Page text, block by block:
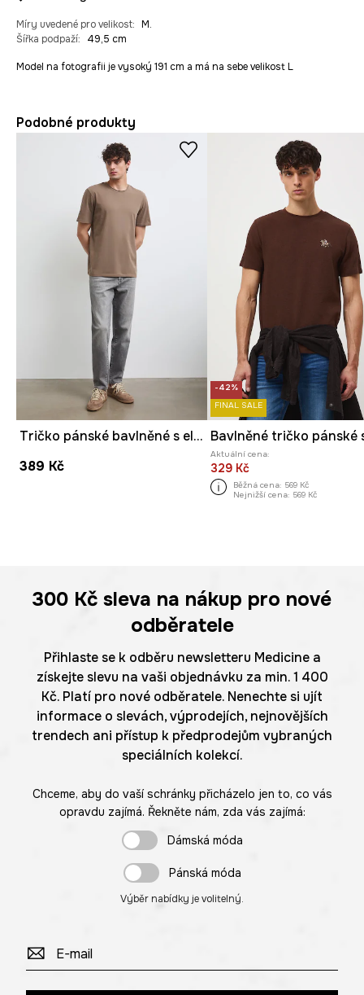
Míry uvedené pro velikost: M.
Šířka podpaží: 49,5 cm
Model na fotografii je vysoký 191 cm a má na sebe velikost L
Podobné produkty
Tričko pánské bavlněné s elastanem hladké
389 Kč
-42%
FINAL SALE
Aktuální cena:
329 Kč
Běžná cena: 569 Kč
Nejnižší cena: 569 Kč
300 Kč sleva na nákup pro nové
odběratele
Přihlaste se k odběru newsletteru Medicine a
získejte slevu na vaši objednávku za min. 1 400
Kč. Platí pro nové odběratele. Nenechte si ujít
informace o slevách, výprodejích, nejnovějších
trendech ani přístup k předprodejům vybraných
speciálních kolekcí.
Chceme, aby do vaší schránky přicházelo jen to, co vás
opravdu zajímá. Řekněte nám, zda vás zajímá:
Dámská móda
Pánská móda
Výběr nabídky je volitelný.